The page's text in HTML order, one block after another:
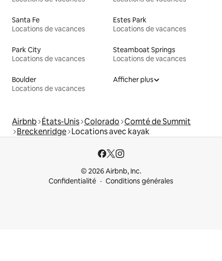
Santa Fe
Locations de vacances
Estes Park
Locations de vacances
Park City
Locations de vacances
Steamboat Springs
Locations de vacances
Boulder
Locations de vacances
Afficher plus
Airbnb États-Unis Colorado Comté de Summit
Breckenridge Locations avec kayak
© 2026 Airbnb, Inc.
Confidentialité
Conditions générales